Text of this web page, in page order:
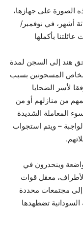
الصورة على جهازها،
أشهر، في نوفمبر/
بأكملها
هند إلى السجن لمدة
المسجونين بسبب
لأسر الضحايا
من منازلهم أو من
المعاملة الشديدة
– ويتم استجواب
وينحدرون في
معقل قوات
إلى مجتمعات محددة
تضطهدها